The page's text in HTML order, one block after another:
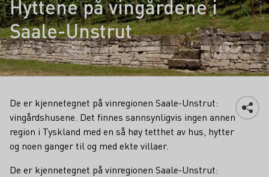
Hyttene på vingårdene i
Saale-Unstrut
De er kjennetegnet på vinregionen Saale-Unstrut:
vingårdshusene. Det finnes sannsynligvis ingen annen
region i Tyskland med en så høy tetthet av hus, hytter
og noen ganger til og med ekte villaer.
De er kjennetegnet på vinregionen Saale-Unstrut: